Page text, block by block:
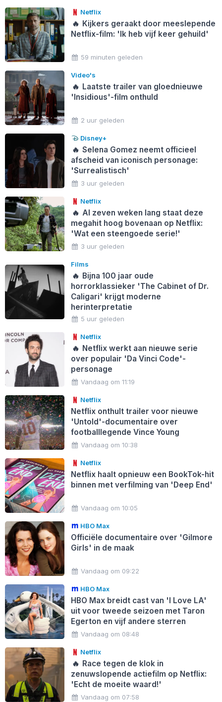
Netflix
🔥 Kijkers geraakt door meeslepende
Netflix-film: 'Ik heb vijf keer gehuild'
59 minuten geleden
Video's
🔥 Laatste trailer van gloednieuwe
'Insidious'-film onthuld
2 uur geleden
Disney+
🔥 Selena Gomez neemt officieel
afscheid van iconisch personage:
'Surrealistisch'
3 uur geleden
Netflix
🔥 Al zeven weken lang staat deze
megahit hoog bovenaan op Netflix:
'Wat een steengoede serie!'
3 uur geleden
Films
🔥 Bijna 100 jaar oude
horrorklassieker 'The Cabinet of Dr.
Caligari' krijgt moderne
herinterpretatie
5 uur geleden
Netflix
🔥 Netflix werkt aan nieuwe serie
over populair 'Da Vinci Code'-
personage
Vandaag om 11:19
Netflix
Netflix onthult trailer voor nieuwe
'Untold'-documentaire over
footballlegende Vince Young
Vandaag om 10:38
Netflix
Netflix haalt opnieuw een BookTok-hit
binnen met verfilming van 'Deep End'
Vandaag om 10:05
HBO Max
Officiële documentaire over 'Gilmore
Girls' in de maak
Vandaag om 09:22
HBO Max
HBO Max breidt cast van 'I Love LA'
uit voor tweede seizoen met Taron
Egerton en vijf andere sterren
Vandaag om 08:48
Netflix
🔥 Race tegen de klok in
zenuwslopende actiefilm op Netflix:
'Echt de moeite waard!'
Vandaag om 07:58